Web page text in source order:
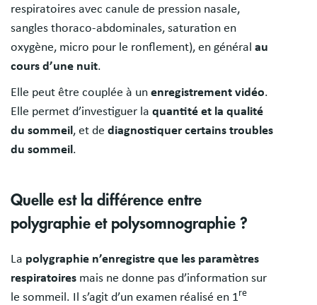
respiratoires avec canule de pression nasale,
sangles thoraco-abdominales, saturation en
oxygène, micro pour le ronflement), en général au
cours d’une nuit.
Elle peut être couplée à un enregistrement vidéo.
Elle permet d’investiguer la quantité et la qualité
du sommeil , et de diagnostiquer certains troubles
du sommeil .
Quelle est la différence entre
polygraphie et polysomnographie ?
La polygraphie n’enregistre que les paramètres
respiratoires mais ne donne pas d’information sur
le sommeil. Il s’agit d’un examen réalisé en 1re